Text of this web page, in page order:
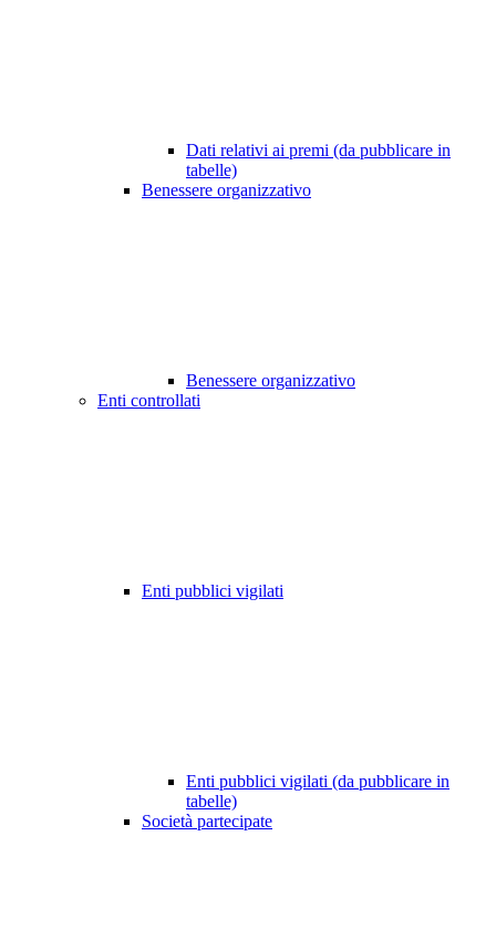
Dati relativi ai premi (da pubblicare in
tabelle)
Benessere organizzativo
Benessere organizzativo
Enti controllati
Enti pubblici vigilati
Enti pubblici vigilati (da pubblicare in
tabelle)
Società partecipate